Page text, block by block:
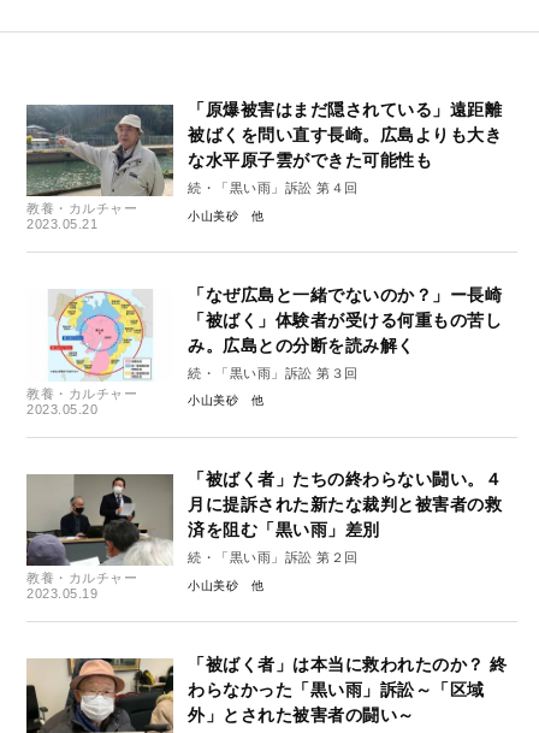
教養・カルチャー
2023.05.21
「原爆被害はまだ隠されている」遠距離
被ばくを問い直す長崎。広島よりも大き
な水平原子雲ができた可能性も
続・「黒い雨」訴訟 第４回
小山美砂
教養・カルチャー
2023.05.20
「なぜ広島と一緒でないのか？」ー長崎
「被ばく」体験者が受ける何重もの苦し
み。広島との分断を読み解く
続・「黒い雨」訴訟 第３回
小山美砂
教養・カルチャー
2023.05.19
「被ばく者」たちの終わらない闘い。４
月に提訴された新たな裁判と被害者の救
済を阻む「黒い雨」差別
続・「黒い雨」訴訟 第２回
小山美砂
「被ばく者」は本当に救われたのか？ 終
わらなかった「黒い雨」訴訟～「区域
外」とされた被害者の闘い～